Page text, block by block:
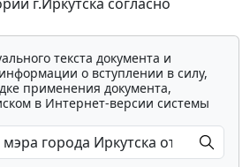
текста документа и
о вступлении в силу,
применения документа,
в Интернет-версии системы